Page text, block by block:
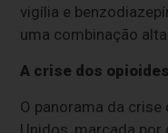
vigília e
uma combinação
A crise dos
O panorama da